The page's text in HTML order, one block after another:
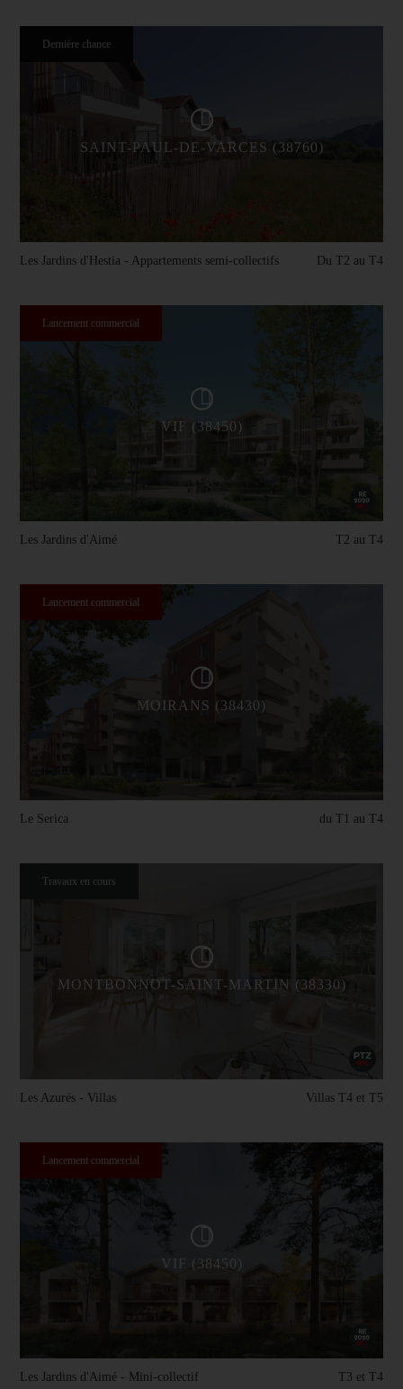
Dernière chance
SAINT-PAUL-DE-VARCES (38760)
Les Jardins d'Hestia - Appartements semi-collectifs Du T2 au T4
Lancement commercial
VIF (38450)
Les Jardins d'Aimé T2 au T4
Lancement commercial
MOIRANS (38430)
Le Serica du T1 au T4
Travaux en cours
MONTBONNOT-SAINT-MARTIN (38330)
Les Azurés - Villas Villas T4 et T5
Lancement commercial
VIF (38450)
Les Jardins d'Aimé - Mini-collectif T3 et T4